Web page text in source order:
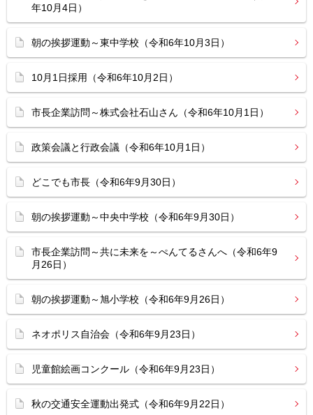
年10月4日）
朝の挨拶運動～東中学校（令和6年10月3日）
10月1日採用（令和6年10月2日）
市長企業訪問～株式会社石山さん（令和6年10月1日）
政策会議と行政会議（令和6年10月1日）
どこでも市長（令和6年9月30日）
朝の挨拶運動～中央中学校（令和6年9月30日）
市長企業訪問～共に未来を～ぺんてるさんへ（令和6年9
月26日）
朝の挨拶運動～旭小学校（令和6年9月26日）
ネオポリス自治会（令和6年9月23日）
児童館絵画コンクール（令和6年9月23日）
秋の交通安全運動出発式（令和6年9月22日）